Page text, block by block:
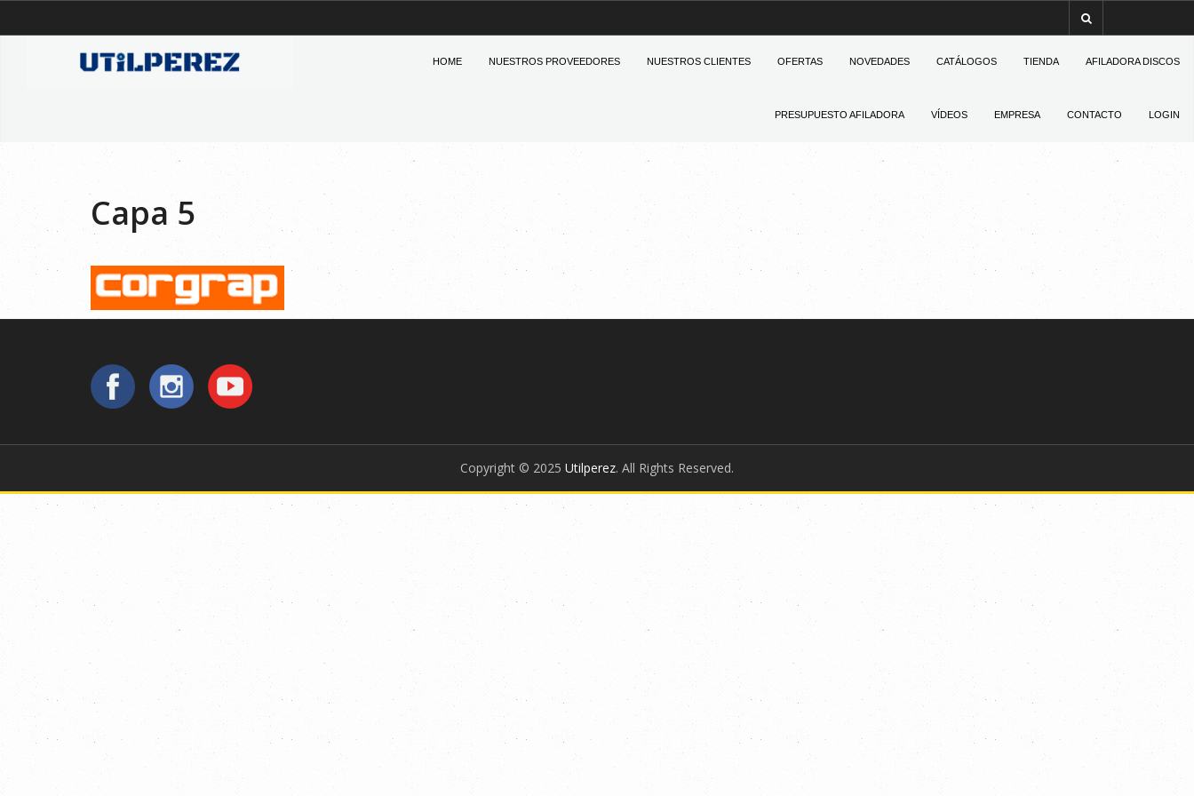
HOME NUESTROS PROVEEDORES NUESTROS CLIENTES OFERTAS NOVEDADES CATÁLOGOS TIENDA AFILADORA DISCOS
PRESUPUESTO AFILADORA VÍDEOS EMPRESA CONTACTO LOGIN
Capa 5
Copyright © 2025 Utilperez. All Rights Reserved.